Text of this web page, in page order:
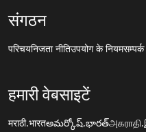
संगठन
परिचयनिजता नीतिउपयोग के नियम
हमारी वेबसाइटें
मराठी.भारतఅమర్కోష్.భారత్